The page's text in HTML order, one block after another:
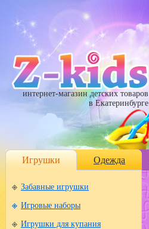
интернет-магазин детских товаров
в Екатеринбурге
Игрушки Одежда
Забавные игрушки
Игровые наборы
Игрушки для купания